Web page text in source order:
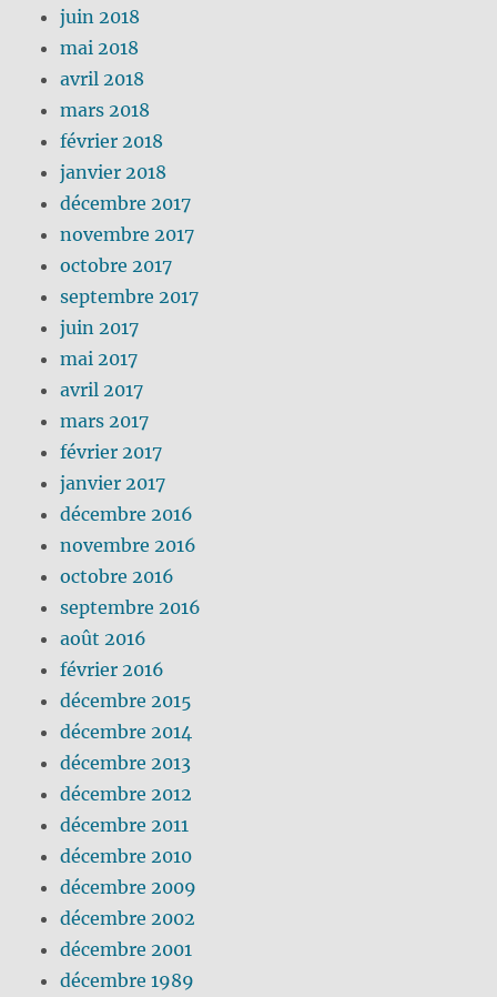
juin 2018
mai 2018
avril 2018
mars 2018
février 2018
janvier 2018
décembre 2017
novembre 2017
octobre 2017
septembre 2017
juin 2017
mai 2017
avril 2017
mars 2017
février 2017
janvier 2017
décembre 2016
novembre 2016
octobre 2016
septembre 2016
août 2016
février 2016
décembre 2015
décembre 2014
décembre 2013
décembre 2012
décembre 2011
décembre 2010
décembre 2009
décembre 2002
décembre 2001
décembre 1989